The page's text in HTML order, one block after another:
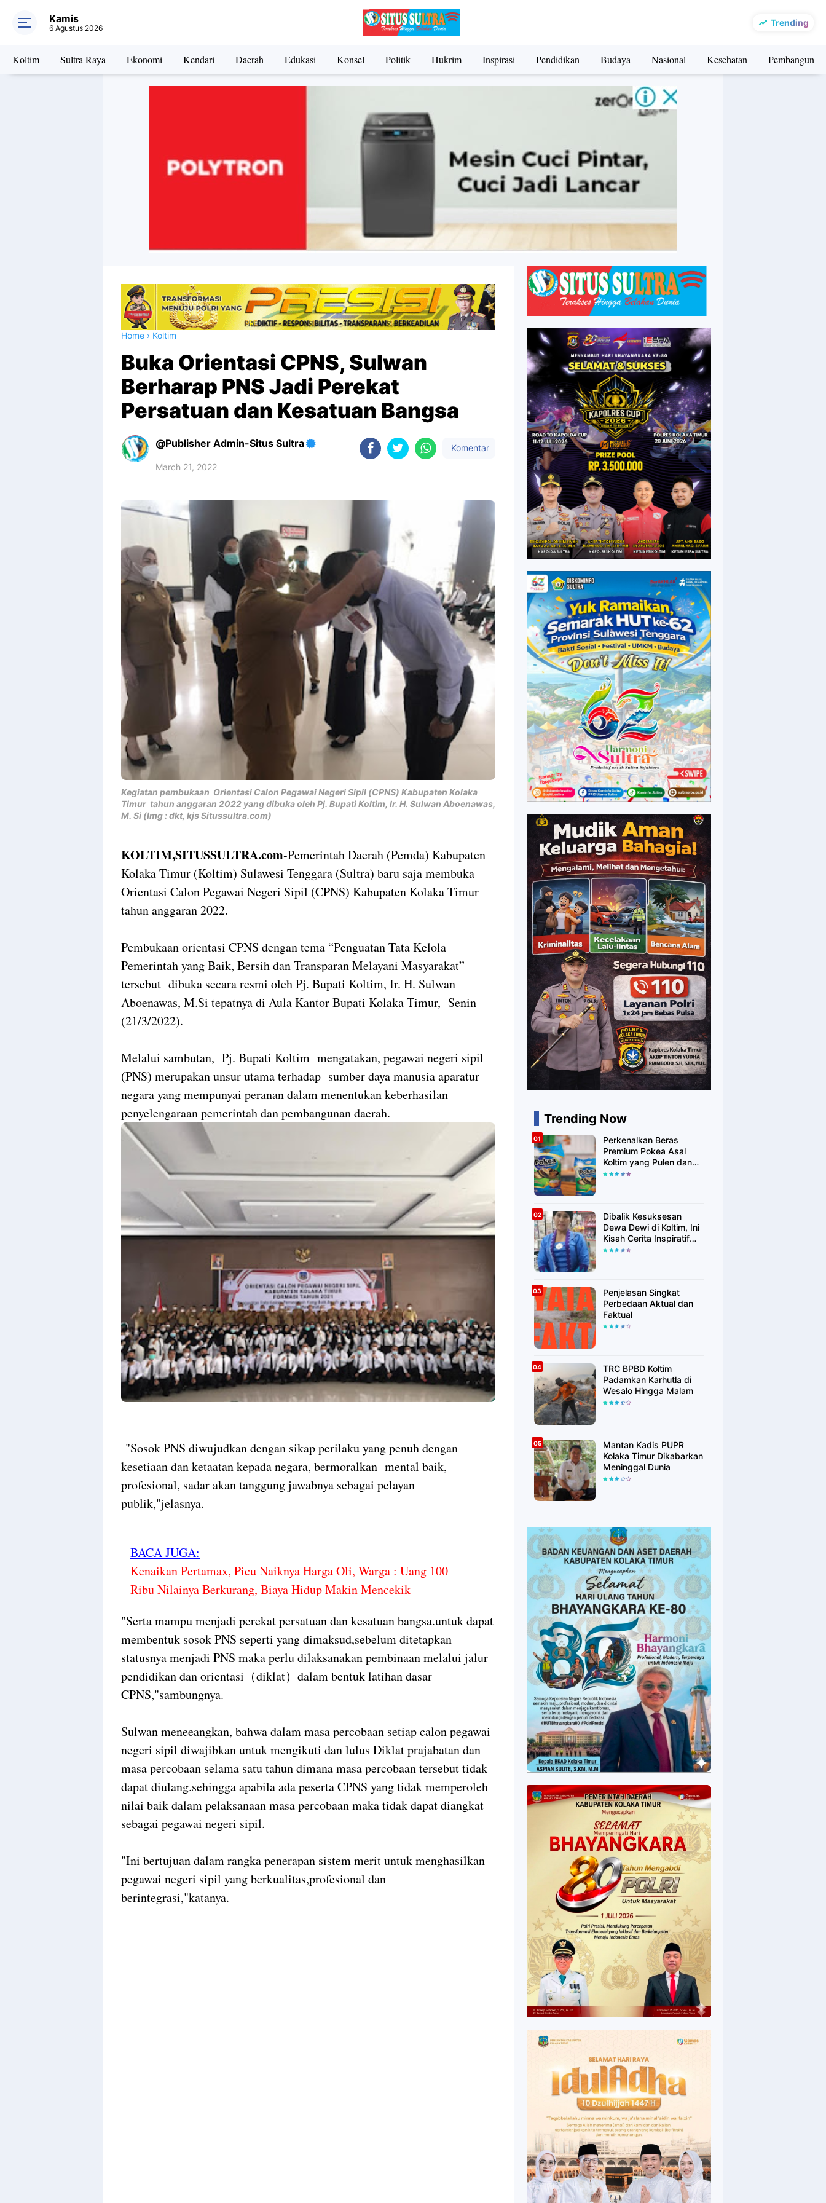
Trending
Kamis
6 Agustus 2026
Koltim Sultra Raya Ekonomi Kendari Daerah Edukasi Konsel Politik Hukrim Inspirasi Pendidikan Budaya Nasional Kesehatan Pembangunan
Home › Koltim
Buka Orientasi CPNS, Sulwan
Berharap PNS Jadi Perekat
Persatuan dan Kesatuan Bangsa
Publisher Admin-Situs Sultra
March 21, 2022
Komentar
By
Raushan
Shroff
Templates
Kegiatan pembukaan Orientasi Calon Pegawai Negeri Sipil (CPNS) Kabupaten Kolaka
Timur tahun anggaran 2022 yang dibuka oleh Pj. Bupati Koltim, Ir. H. Sulwan Aboenawas,
M. Si (Img : dkt, kjs Situssultra.com)
KOLTIM,SITUSSULTRA.com-Pemerintah Daerah (Pemda) Kabupaten
Kolaka Timur (Koltim) Sulawesi Tenggara (Sultra) baru saja membuka
Orientasi Calon Pegawai Negeri Sipil (CPNS) Kabupaten Kolaka Timur
tahun anggaran 2022.
Pembukaan orientasi CPNS dengan tema “Penguatan Tata Kelola
Pemerintah yang Baik, Bersih dan Transparan Melayani Masyarakat”
tersebut dibuka secara resmi oleh Pj. Bupati Koltim, Ir. H. Sulwan
Aboenawas, M.Si tepatnya di Aula Kantor Bupati Kolaka Timur, Senin
(21/3/2022).
Melalui sambutan, Pj. Bupati Koltim mengatakan, pegawai negeri sipil
(PNS) merupakan unsur utama terhadap sumber daya manusia aparatur
negara yang mempunyai peranan dalam menentukan keberhasilan
penyelengaraan pemerintah dan pembangunan daerah.
"Sosok PNS diwujudkan dengan sikap perilaku yang penuh dengan
kesetiaan dan ketaatan kepada negara, bermoralkan mental baik,
profesional, sadar akan tanggung jawabnya sebagai pelayan
publik,"jelasnya.
BACA JUGA:
Kenaikan Pertamax, Picu Naiknya Harga Oli, Warga : Uang 100
Ribu Nilainya Berkurang, Biaya Hidup Makin Mencekik
"Serta mampu menjadi perekat persatuan dan kesatuan bangsa.untuk dapat
membentuk sosok PNS seperti yang dimaksud,sebelum ditetapkan
statusnya menjadi PNS maka perlu dilaksanakan pembinaan melalui jalur
pendidikan dan orientasi（diklat）dalam bentuk latihan dasar
CPNS,"sambungnya.
Sulwan meneeangkan, bahwa dalam masa percobaan setiap calon pegawai
negeri sipil diwajibkan untuk mengikuti dan lulus Diklat prajabatan dan
masa percobaan selama satu tahun dimana masa percobaan tersebut tidak
dapat diulang.sehingga apabila ada peserta CPNS yang tidak memperoleh
nilai baik dalam pelaksanaan masa percobaan maka tidak dapat diangkat
sebagai pegawai negeri sipil.
"Ini bertujuan dalam rangka penerapan sistem merit untuk menghasilkan
pegawai negeri sipil yang berkualitas,profesional dan
berintegrasi,"katanya.
Trending Now
Perkenalkan Beras
Premium Pokea Asal
Koltim yang Pulen dan
Putih Alami
Dibalik Kesuksesan
Dewa Dewi di Koltim, Ini
Kisah Cerita Inspiratif
Singkatnya
Penjelasan Singkat
Perbedaan Aktual dan
Faktual
TRC BPBD Koltim
Padamkan Karhutla di
Wesalo Hingga Malam
Mantan Kadis PUPR
Kolaka Timur Dikabarkan
Meninggal Dunia